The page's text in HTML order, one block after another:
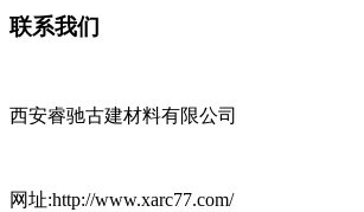
联系我们
西安睿驰古建材料有限公司
网址:http://www.xarc77.com/